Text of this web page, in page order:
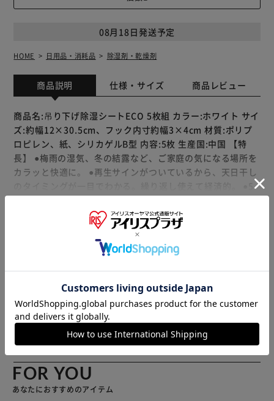
08月18日発送予定
HOME 日用品・消耗品 除湿剤・乾燥剤
商品説明 仕様・サイズ 商品レビュー
商品名:吊り下げ除湿シートECO 5枚組 カラー:ホワイト サイ
ズ:約幅12×30.5cm、フック内寸約幅3×4cm 材質:ポリプ
ロピレン、紙、シリカゲルB型 内容:5枚 生産国:中国 【特
長】 ●梅雨の湿気、冬の結露など、ご家庭の気になる場所を
カラッと快適に。 ●再生サインがついているから、天日干し
枚入りだから、クローゼットや押入れなど、いろいろな場所
に使えます。 ●フック付きだからポールやつっぱり棒に引っ
掛けて使える。 【ご注意】 ●洗濯はできません。 ●強く引っ
張ると破れるおそれがあります。 ●川の近くなど、お住まい
の環境によっては天日干しまでの時間が早まる場合がありま
す。
もっと見る
※製品は予告なく仕様を変更する場合がございます。あらか
じめご了承ください。
販売元(特定商取引法に基づく表記)：
リスプラザ店
FOR YOU
あなたにおすすめのアイテム